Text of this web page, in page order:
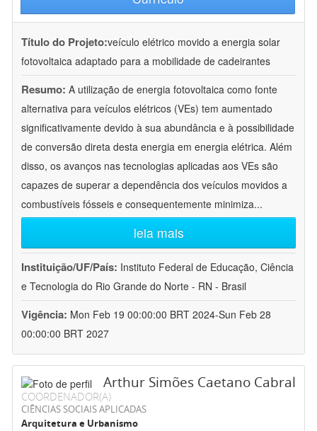
Título do Projeto:veículo elétrico movido a energia solar
fotovoltaica adaptado para a mobilidade de cadeirantes
Resumo: A utilização de energia fotovoltaica como fonte
alternativa para veículos elétricos (VEs) tem aumentado
significativamente devido à sua abundância e à possibilidade
de conversão direta desta energia em energia elétrica. Além
disso, os avanços nas tecnologias aplicadas aos VEs são
capazes de superar a dependência dos veículos movidos a
combustíveis fósseis e consequentemente minimiza...
leia mais
Instituição/UF/País: Instituto Federal de Educação, Ciência
e Tecnologia do Rio Grande do Norte - RN - Brasil
Vigência: Mon Feb 19 00:00:00 BRT 2024-Sun Feb 28
00:00:00 BRT 2027
Arthur Simões Caetano Cabral
COORDENADOR(A)
CIÊNCIAS SOCIAIS APLICADAS
Arquitetura e Urbanismo